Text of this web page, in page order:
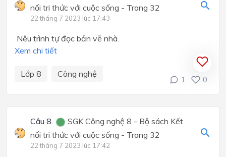
nối tri thức với cuộc sống - Trang 32
22 tháng 7 2023 lúc 17:43
Nêu trình tự đọc bản vẽ nhà.
Xem chi tiết
Lớp 8 Công nghệ
1 0
Câu 8
SGK Công nghệ 8 - Bộ sách Kết
nối tri thức với cuộc sống - Trang 32
22 tháng 7 2023 lúc 17:42